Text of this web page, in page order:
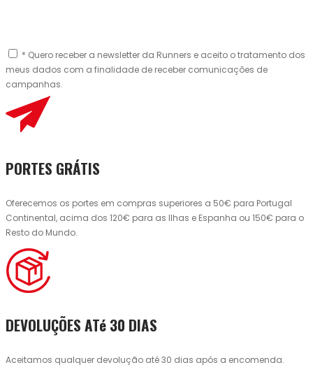
* Quero receber a newsletter da Runners e aceito o tratamento dos
meus dados com a finalidade de receber comunicações de
campanhas.
PORTES GRÁTIS
Oferecemos os portes em compras superiores a 50€ para Portugal
Continental, acima dos 120€ para as Ilhas e Espanha ou 150€ para o
Resto do Mundo.
DEVOLUÇÕES ATé 30 DIAS
Aceitamos qualquer devolução até 30 dias após a encomenda.